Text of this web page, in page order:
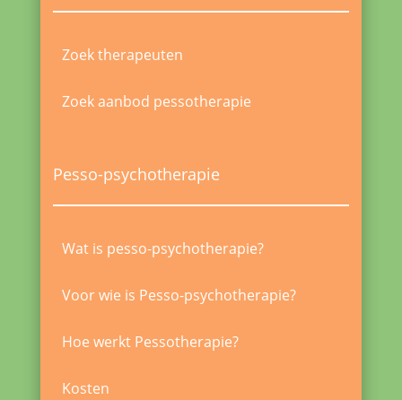
Zoek therapeuten
Zoek aanbod pessotherapie
Pesso-psychotherapie
Wat is pesso-psychotherapie?
Voor wie is Pesso-psychotherapie?
Hoe werkt Pessotherapie?
Kosten